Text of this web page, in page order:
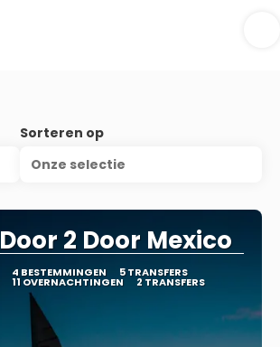
Sorteren op
Onze selectie
Door 2 Door Mexico
4 BESTEMMINGEN 5 TRANSFERS
11 OVERNACHTINGEN 2 TRANSFERS